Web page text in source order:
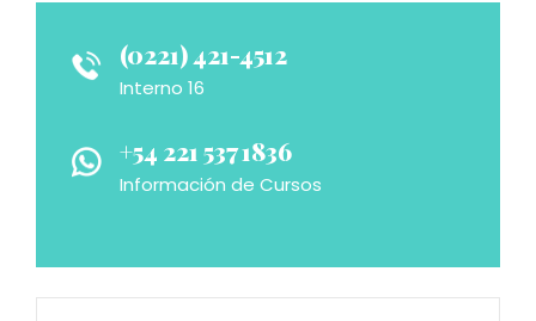
(0221) 421-4512
Interno 16
+54 221 537 1836
Información de Cursos